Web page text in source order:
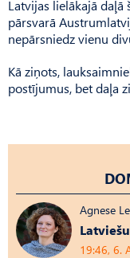
Latvijas lielākajā daļā
pārsvarā
nepārsniedz vienu
Kā ziņots,
postījumus, bet daļa
Agnese
19:46, 6.